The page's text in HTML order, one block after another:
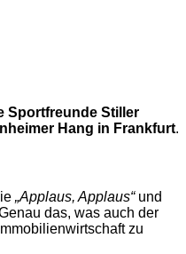
Sportfreunde Stiller
Hang in Frankfurt.
„Applaus, Applaus“und
das, was auch der
zu